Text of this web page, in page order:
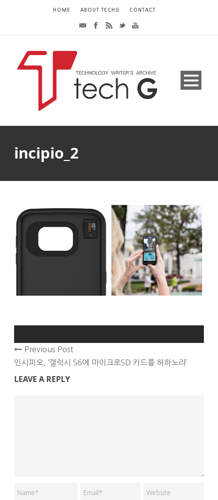
HOME ABOUT TECHG CONTACT
incipio_2
Previous Post
인시피오, ‘갤럭시 S6에 마이크로SD 카드를 허하노라’
LEAVE A REPLY